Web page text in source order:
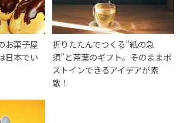
お菓子屋
日本でい
折りたたんでつくる”紙の急
須”と茶葉のギフト。そのままポ
ストインできるアイデアが素
敵！